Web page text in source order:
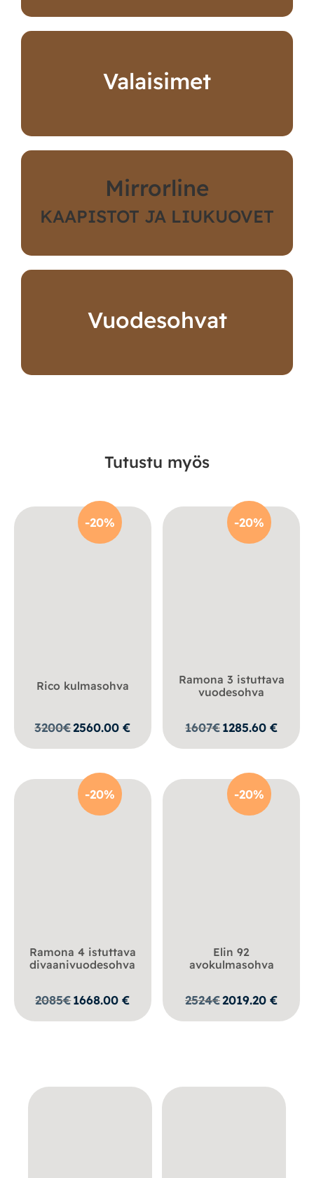
Valaisimet
Mirrorline
KAAPISTOT JA LIUKUOVET
Vuodesohvat
Tutustu myös
-20%
Rico kulmasohva
3200€2560.00€
-20%
Ramona 3 istuttava
vuodesohva
1607€1285.60€
-20%
Ramona 4 istuttava
divaanivuodesohva
2085€1668.00€
-20%
Elin 92
avokulmasohva
2524€2019.20€